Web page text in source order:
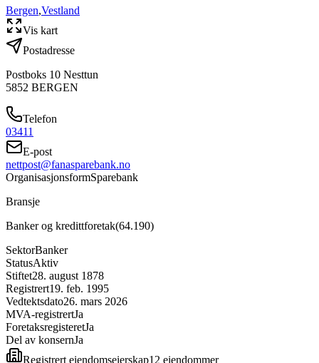
Bergen,Vestland
Vis kart
Postadresse
Postboks 10 Nesttun
5852 BERGEN
Telefon
03411
E-post
nettpost@fanasparebank.no
OrganisasjonsformSparebank
Bransje
Banker og kredittforetak(64.190)
SektorBanker
StatusAktiv
Stiftet28. august 1878
Registrert19. feb. 1995
Vedtektsdato26. mars 2026
MVA-registrertJa
ForetaksregisteretJa
Del av konsernJa
Registrert eiendomseierskap12 eiendommer